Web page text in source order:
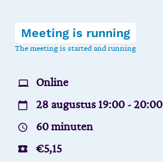
Meeting is running
The meeting is started and running
Online
28 augustus 19:00 - 20:00
60 minuten
€5,15